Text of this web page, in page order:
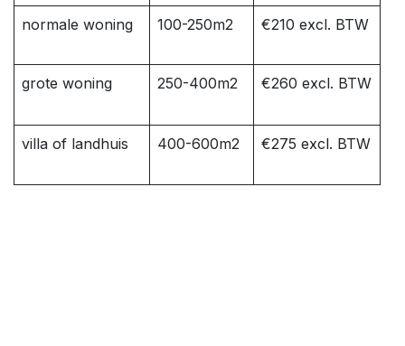
normale woning 100-250m2 €210 excl. BTW
grote woning 250-400m2 €260 excl. BTW
villa of landhuis 400-600m2 €275 excl. BTW